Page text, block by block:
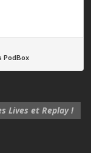
Lives et Replay !